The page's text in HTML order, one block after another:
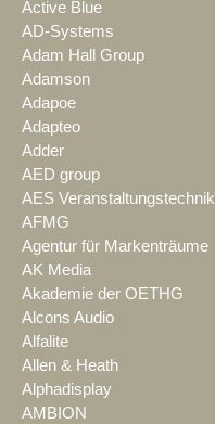
Active Blue
AD-Systems
Adam Hall Group
Adamson
Adapoe
Adapteo
Adder
AED group
AES Veranstaltungstechnik
AFMG
Agentur für Markenträume
AK Media
Akademie der OETHG
Alcons Audio
Alfalite
Allen & Heath
Alphadisplay
AMBION